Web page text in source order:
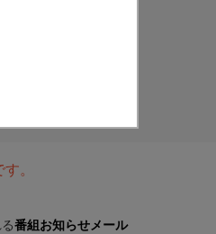
。
番組お知らせメール